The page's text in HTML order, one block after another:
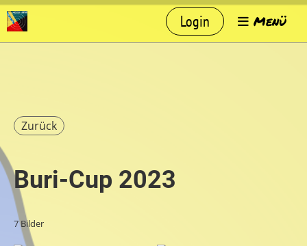
Login Menü
Zurück
Buri-Cup 2023
7 Bilder